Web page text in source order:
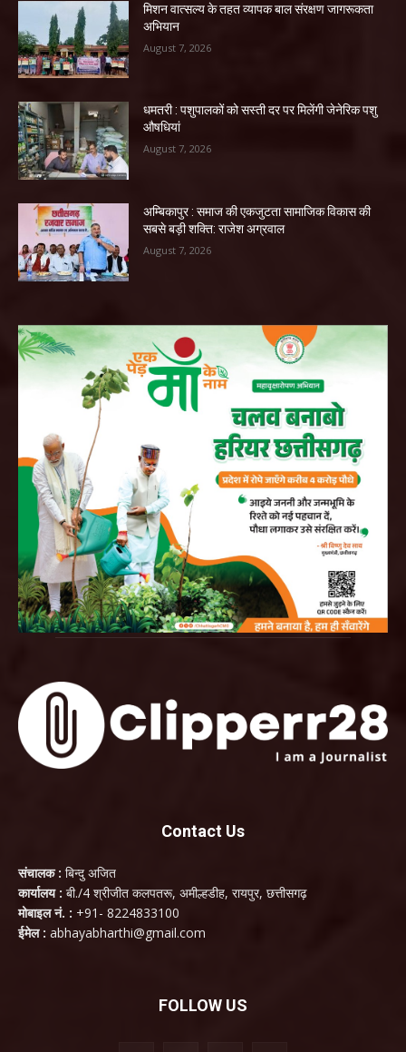
मिशन वात्सल्य के तहत व्यापक बाल संरक्षण जागरूकता
अभियान
August 7, 2026
धमतरी : पशुपालकों को सस्ती दर पर मिलेंगी जेनेरिक पशु
औषधियां
August 7, 2026
अम्बिकापुर : समाज की एकजुटता सामाजिक विकास की
सबसे बड़ी शक्ति: राजेश अग्रवाल
August 7, 2026
Contact Us
संचालक : बिन्दु अजित
कार्यालय : बी./4 श्रीजीत कलपतरू, अमील्हडीह, रायपुर, छत्तीसगढ़
मोबाइल नं. : +91- 8224833100
ईमेल : abhayabharthi@gmail.com
FOLLOW US